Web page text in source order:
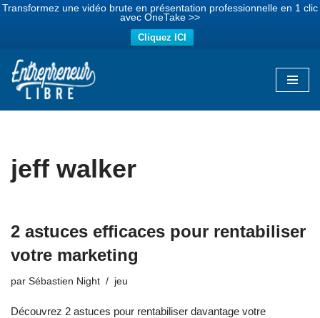
Transformez une vidéo brute en présentation professionnelle en 1 clic
avec OneTake >>
Cliquez ICI
Aller
jeff walker
2 astuces efficaces pour rentabiliser
votre marketing
par Sébastien Night jeu
Découvrez 2 astuces pour rentabiliser davantage votre